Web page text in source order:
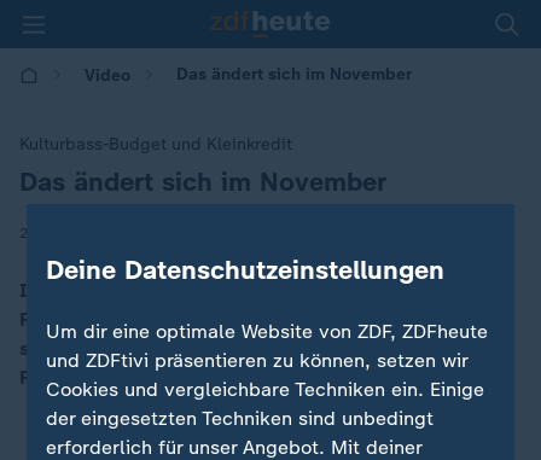
Video Das ändert sich im November
Kulturbass-Budget und Kleinkredit
:Das ändert sich im November
28.10.2025 | 11:58
Im November stehen einige Änderungen an: Die
Regeln für Kleinkredite werden strenger, Ryanair
schafft Bordkarten aus Papier ab und die ZDF-
Programme gibt es nur noch in HD.
Deine Datenschutzeinstellungen
Um dir eine optimale Website von ZDF, ZDFheute
und ZDFtivi präsentieren zu können, setzen wir
Cookies und vergleichbare Techniken ein. Einige
der eingesetzten Techniken sind unbedingt
erforderlich für unser Angebot. Mit deiner